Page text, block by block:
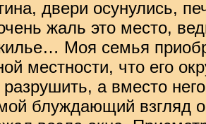
двери осунулись,
жаль это место,
Моя семья
местности, что его
а вместо
блуждающий взгляд